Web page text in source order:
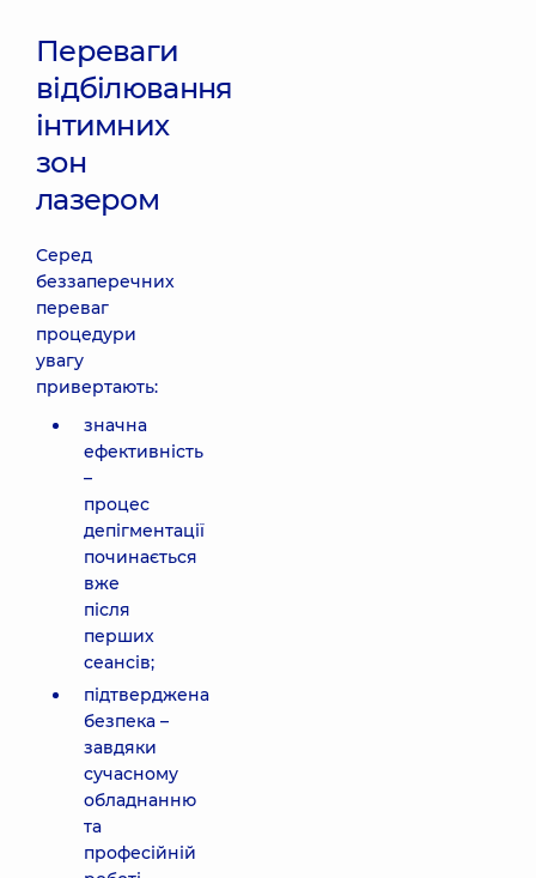
Переваги
відбілювання
інтимних
зон
лазером
Серед
беззаперечних
переваг
процедури
увагу
привертають:
значна
ефективність
–
процес
депігментації
починається
вже
після
перших
сеансів;
підтверджена
безпека –
завдяки
сучасному
обладнанню
та
професійній